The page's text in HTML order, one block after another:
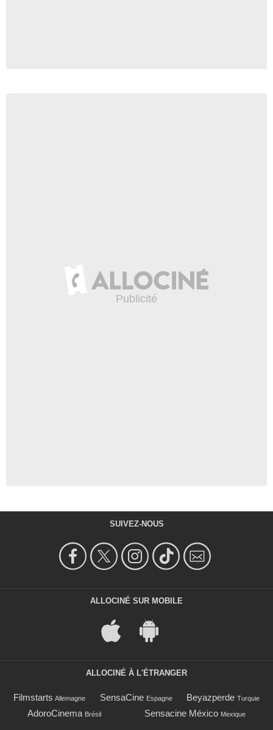
SUIVEZ-NOUS
ALLOCINÉ SUR MOBILE
ALLOCINÉ À L'ÉTRANGER
Filmstarts Allemagne SensaCine Espagne Beyazperde Turquie
AdoroCinema Brésil Sensacine México Mexique